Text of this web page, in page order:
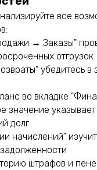
все
→ Заказы"
отгрузок
убедитесь в
во вкладке
значение
долг
начислений"
штрафов и